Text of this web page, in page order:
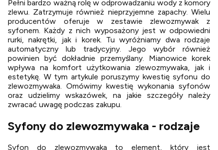
Pełni bardzo ważną rolę w odprowadzaniu wody z komory
zlewu. Zatrzymuje również nieprzyjemne zapachy. Wielu
producentów oferuje w zestawie zlewozmywak z
syfonem. Każdy z nich wyposażony jest w odpowiedni
rurki, nakrętki, jak i korek. Tu wyróżniamy dwa rodzaje
automatyczny lub tradycyjny. Jego wybór również
powinien być dokładnie przemyślany. Mianowice korek
wpływa na komfort użytkowania zlewozmywaka, jak i
estetykę. W tym artykule poruszymy kwestię syfonu do
zlewozmywaka. Omówimy kwestię wykonania syfonów
oraz udzielimy wskazówek, na jakie szczegóły należy
zwracać uwagę podczas zakupu.
Syfony do zlewozmywaka - rodzaje
Syfon do zlewozmywaka to element, który jest